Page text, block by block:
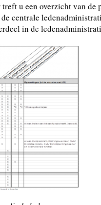
u een overzicht van de
centrale
in de